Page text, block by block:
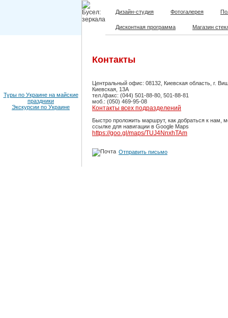
Дизайн-студия Фотогалерея
Дисконтная программа Магазин
Туры по Украине на майские
праздники
Экскурсии по Украине
Контакты
Центральный офис: 08132, Киевская область, г.
Киевская, 13А
тел./факс: (044) 501-88-80, 501-88-81
моб.: (050) 469-95-08
Контакты всех подразделений
Быстро проложить маршрут, как добраться к нам,
ссылке для навигации в Google Maps
https://goo.gl/maps/TUJ4NnxhTAm
Отправить письмо